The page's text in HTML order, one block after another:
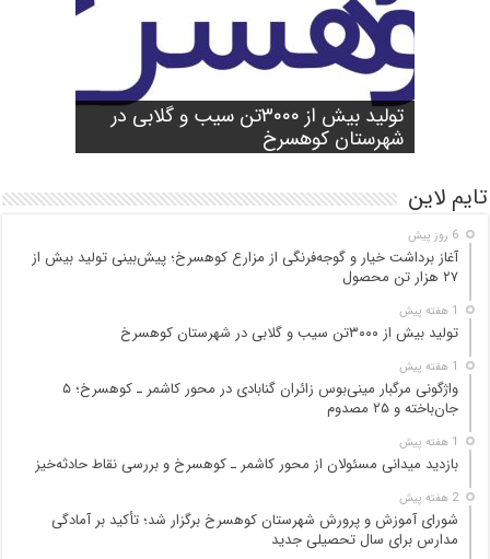
آغاز برداشت خیار و گوجه‌فرنگی از مزارع
کوهسرخ؛ پیش‌بینی تولید بیش از ۲۷ هزار
تن محصول
تولید بیش از ۳۰۰۰تن سیب و گلابی در
شهرستان کوهسرخ
واژگونی مرگبار مینی‌بوس زائران گنابادی
در محور کاشمر ـ کوهسرخ؛ ۵ جان‌باخته و
۲۵ مصدوم
بازدید میدانی مسئولان از محور کاشمر ـ
کوهسرخ و بررسی نقاط حادثه‌خیز
شورای آموزش و پرورش شهرستان
کوهسرخ برگزار شد؛ تأکید بر آمادگی
مدارس برای سال تحصیلی جدید
تایم لاین
6 روز پیش
آغاز برداشت خیار و گوجه‌فرنگی از مزارع کوهسرخ؛ پیش‌بینی تولید بیش از
۲۷ هزار تن محصول
1 هفته پیش
تولید بیش از ۳۰۰۰تن سیب و گلابی در شهرستان کوهسرخ
1 هفته پیش
واژگونی مرگبار مینی‌بوس زائران گنابادی در محور کاشمر ـ کوهسرخ؛ ۵
جان‌باخته و ۲۵ مصدوم
1 هفته پیش
بازدید میدانی مسئولان از محور کاشمر ـ کوهسرخ و بررسی نقاط حادثه‌خیز
2 هفته پیش
شورای آموزش و پرورش شهرستان کوهسرخ برگزار شد؛ تأکید بر آمادگی
مدارس برای سال تحصیلی جدید